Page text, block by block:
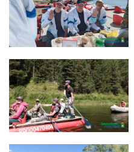
6dae5499-3fa1-4032-ac22-
04b7ae117926
7a14afdd-9695-49af-8c7b-
263565abc584